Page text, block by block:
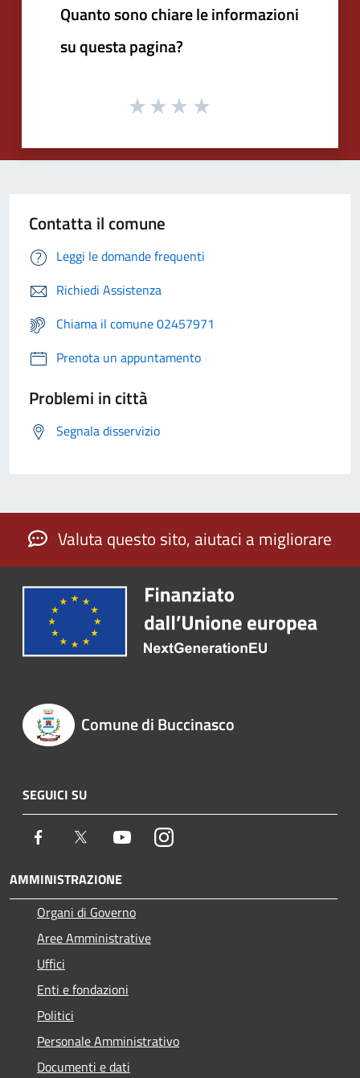
Quanto sono chiare le informazioni
su questa pagina?
Contatta il comune
Leggi le domande frequenti
Richiedi Assistenza
Chiama il comune 02457971
Prenota un appuntamento
Problemi in città
Segnala disservizio
Valuta questo sito, aiutaci a migliorare
Comune di Buccinasco
SEGUICI SU
Facebook Twitter YoutubeInstagram
AMMINISTRAZIONE
Organi di Governo
Aree Amministrative
Uffici
Enti e fondazioni
Politici
Personale Amministrativo
Documenti e dati